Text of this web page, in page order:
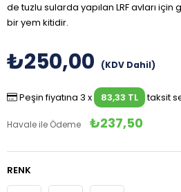
de tuzlu sularda yapılan LRF avları
bir yem kitidir.
₺250,00 (KDV Dahil)
Peşin fiyatına 3 x 83,33 TL taksit
Havale ile Ödeme ₺237,50
RENK